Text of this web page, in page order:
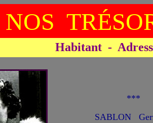
NOS
Habitant -
SABLON